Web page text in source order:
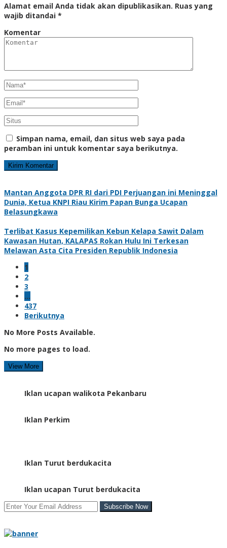
Alamat email Anda tidak akan dipublikasikan. Ruas yang
wajib ditandai *
Komentar
Simpan nama, email, dan situs web saya pada
peramban ini untuk komentar saya berikutnya.
Mantan Anggota DPR RI dari PDI Perjuangan ini Meninggal
Dunia, Ketua KNPI Riau Kirim Papan Bunga Ucapan
Belasungkawa
Terlibat Kasus Kepemilikan Kebun Kelapa Sawit Dalam
Kawasan Hutan, KALAPAS Rokan Hulu Ini Terkesan
Melawan Asta Cita Presiden Republik Indonesia
1
2
3
…
437
Berikutnya
No More Posts Available.
No more pages to load.
View More
Iklan ucapan walikota Pekanbaru
Iklan Perkim
Iklan Turut berdukacita
Iklan ucapan Turut berdukacita